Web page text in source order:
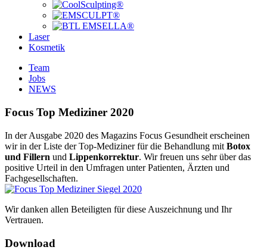
Laser
Kosmetik
Team
Jobs
NEWS
Focus Top Mediziner 2020
In der Ausgabe 2020 des Magazins Focus Gesundheit erscheinen
wir in der Liste der Top-Mediziner für die Behandlung mit Botox
und Fillern und Lippenkorrektur. Wir freuen uns sehr über das
positive Urteil in den Umfragen unter Patienten, Ärzten und
Fachgesellschaften.
Wir danken allen Beteiligten für diese Auszeichnung und Ihr
Vertrauen.
Download